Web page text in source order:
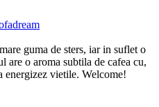
guma de sters, iar in suflet o
are o aroma subtila de cafea cu,
energizez vietile. Welcome!